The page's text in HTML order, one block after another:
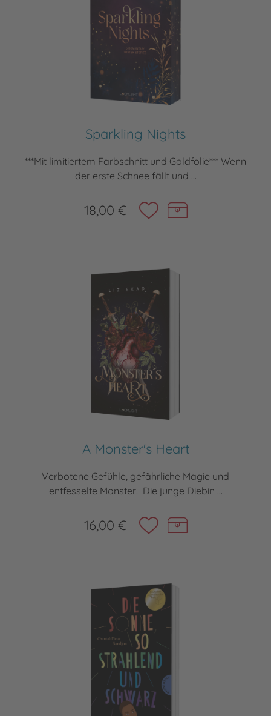
Sparkling Nights
***Mit limitiertem Farbschnitt und Goldfolie*** Wenn
der erste Schnee fällt und ...
18,00 €
A Monster's Heart
Verbotene Gefühle, gefährliche Magie und
entfesselte Monster! Die junge Diebin ...
16,00 €